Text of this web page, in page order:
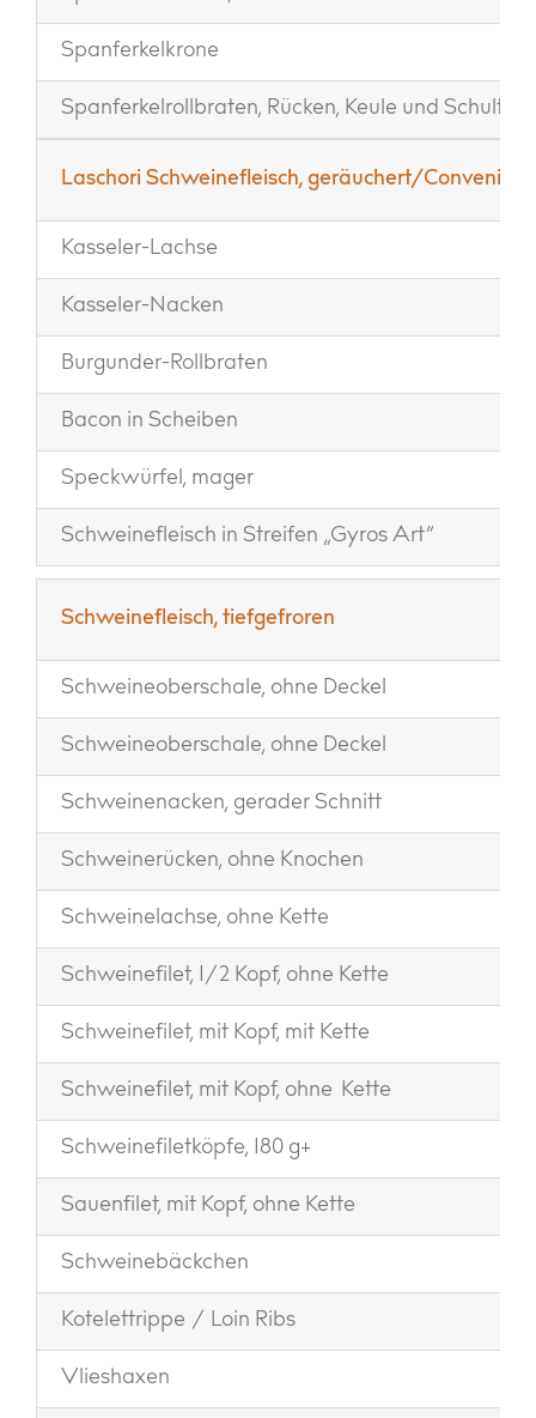
Spanferkelkrone
Spanferkelrollbraten, Rücken, Keule und Schulter
Laschori Schweinefleisch, geräuchert/
Kasseler-Lachse
Kasseler-Nacken
Burgunder-Rollbraten
Bacon in Scheiben
Speckwürfel, mager
Schweinefleisch in Streifen „Gyros Art“
Schweinefleisch, tiefgefroren
Schweineoberschale, ohne Deckel
Schweineoberschale, ohne Deckel
Schweinenacken, gerader Schnitt
Schweinerücken, ohne Knochen
Schweinelachse, ohne Kette
Schweinefilet, 1/2 Kopf, ohne Kette
Schweinefilet, mit Kopf, mit Kette
Schweinefilet, mit Kopf, ohne Kette
Schweinefiletköpfe, 180 g+
Sauenfilet, mit Kopf, ohne Kette
Schweinebäckchen
Kotelettrippe / Loin Ribs
Vlieshaxen